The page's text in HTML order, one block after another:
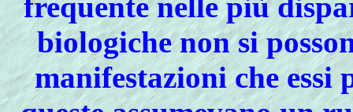
biologiche non si
manifestazioni che essi